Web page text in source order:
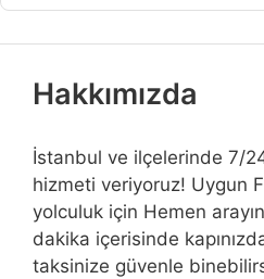
Hakkımızda
İstanbul ve ilçelerinde 7/
hizmeti veriyoruz! Uygun
yolculuk için Hemen
dakika içerisinde
taksinize güvenle